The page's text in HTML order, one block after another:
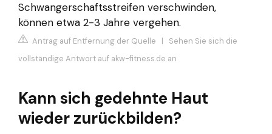
Schwangerschaftsstreifen verschwinden,
können etwa 2-3 Jahre vergehen.
Antrag auf Entfernung der Quelle | Sehen Sie sich die
vollständige Antwort auf akw-fitness.de an
Kann sich gedehnte Haut
wieder zurückbilden?